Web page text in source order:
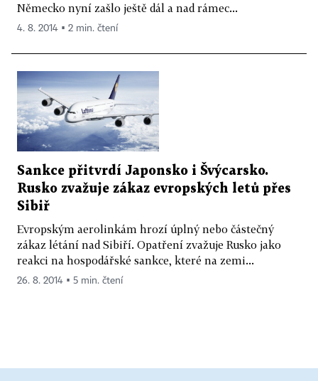
Německo nyní zašlo ještě dál a nad rámec...
4. 8. 2014 ▪ 2 min. čtení
Sankce přitvrdí Japonsko i Švýcarsko.
Rusko zvažuje zákaz evropských letů přes
Sibiř
Evropským aerolinkám hrozí úplný nebo částečný
zákaz létání nad Sibiří. Opatření zvažuje Rusko jako
reakci na hospodářské sankce, které na zemi...
26. 8. 2014 ▪ 5 min. čtení